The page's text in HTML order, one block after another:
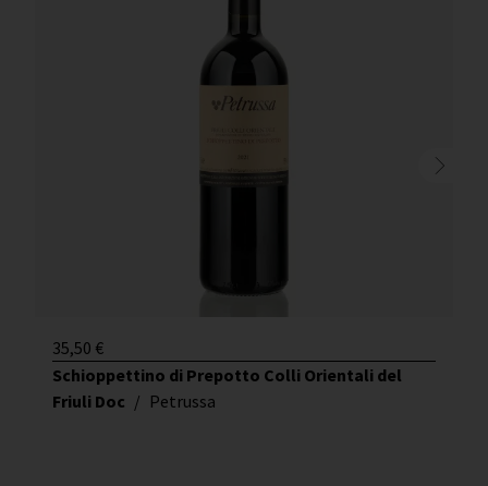
35,50 €
Schioppettino di Prepotto Colli Orientali del
Friuli Doc / Petrussa